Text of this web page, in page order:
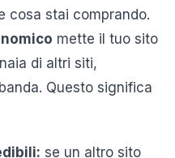
cosa stai comprando.
mette il tuo sito
di altri siti,
Questo significa
se un altro sito